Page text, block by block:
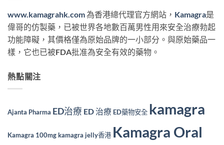
www.kamagrahk.com為香港總代理官方網站， Kamagra是
偉哥的仿製藥，已被世界各地數百萬男性用來安全治療勃起
功能障礙，其價格僅為原始品牌的一小部分。與原始藥品一
樣，它也已被FDA批准為安全有效的藥物。
熱點關注
Ajanta Pharma ED治療 ED 治療 ED藥物安全 kamagra
Kamagra 100mgkamagra jelly香港 Kamagra Oral